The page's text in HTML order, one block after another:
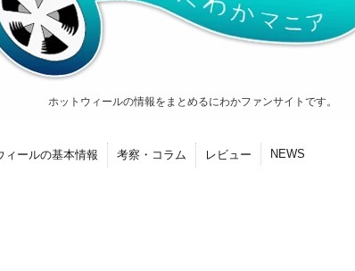
ホットウィールの情報をまとめるにわかファンサイトです。
ィールの基本情報 考察・コラム レビュー NEWS